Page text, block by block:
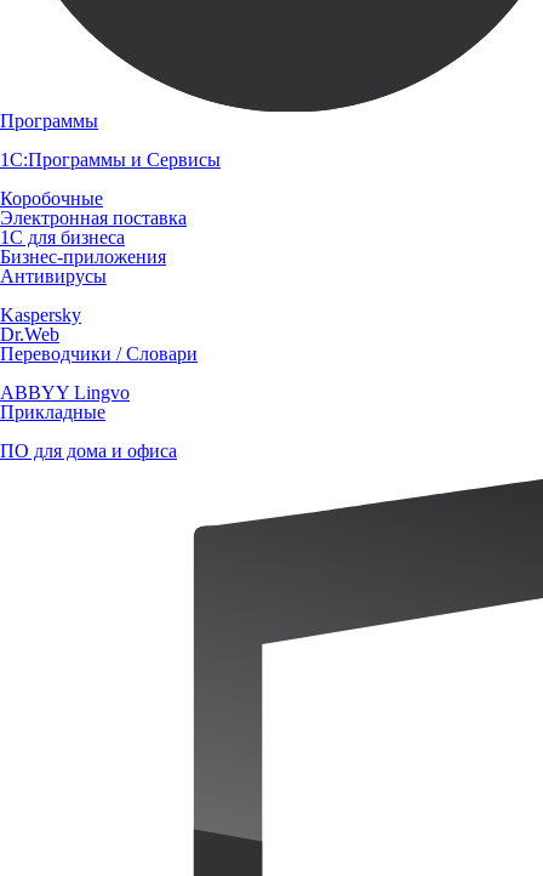
Программы
1С:Программы и Сервисы
Коробочные
Электронная поставка
1С для бизнеса
Бизнес-приложения
Антивирусы
Kaspersky
Dr.Web
Переводчики / Словари
ABBYY Lingvo
Прикладные
ПО для дома и офиса